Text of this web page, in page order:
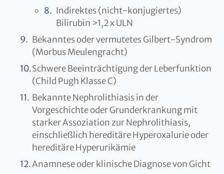
Indirektes (nicht-konjugiertes)
Bilirubin >1,2 x ULN
Bekanntes oder vermutetes Gilbert-Syndrom
(Morbus Meulengracht)
Schwere Beeinträchtigung der Leberfunktion
(Child Pugh Klasse C)
Bekannte Nephrolithiasis in der
Vorgeschichte oder Grunderkrankung mit
starker Assoziation zur Nephrolithiasis,
einschließlich hereditäre Hyperoxalurie oder
hereditäre Hyperurikämie
Anamnese oder klinische Diagnose von Gicht